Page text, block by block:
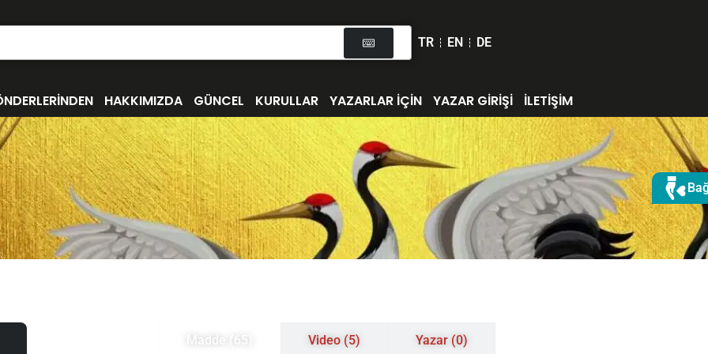
TR EN DE
HAKKIMIZDA GÜNCEL KURULLAR YAZARLAR İÇİN YAZAR GİRİŞİ İLETİŞİM
Madde (65) Video (5) Yazar (0)